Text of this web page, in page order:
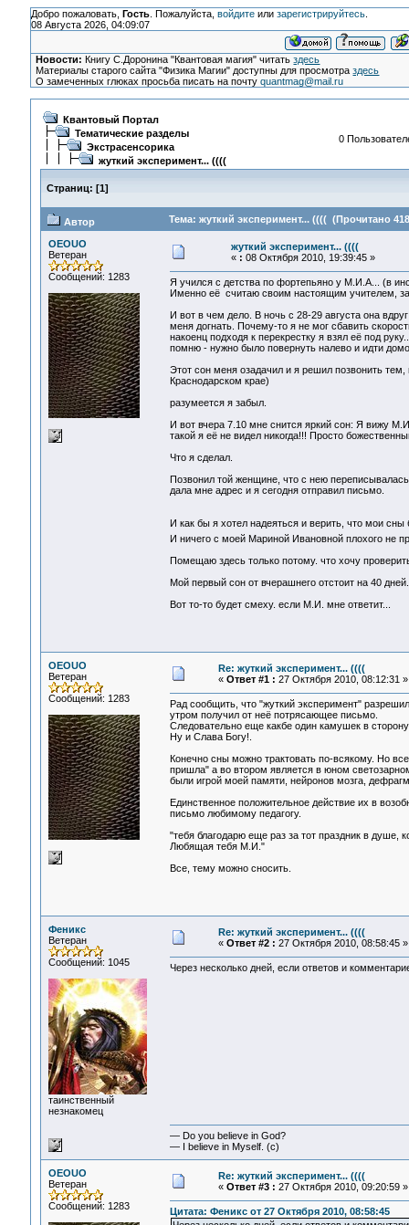
Добро пожаловать, Гость. Пожалуйста, войдитеили зарегистрируйтесь.
08 Августа 2026, 04:09:07
Новости: Книгу С.Доронина "Квантовая магия" читатьздесь
Материалы старого сайта "Физика Магии" доступны для просмотраздесь
О замеченных глюках просьба писать на почтуquantmag@mail.ru
Квантовый Портал
Тематические разделы
Экстрасенсорика
жуткий эксперимент... ((((
0
Страниц: [1]
Автор Тема: жуткий эксперимент... (((( (Прочитано
OEOUO
Ветеран
Сообщений: 1283
жуткий эксперимент... ((((
« : 08 Октября 2010, 19:39:45 »
Я учился с детства по фортепьяно у М.И.А... (в
Именно её считаю своим настоящим учителем,
И вот в чем дело. В ночь с 28-29 августа она
меня догнать. Почему-то я не мог сбавить
накоенц подходя к перекрестку я взял её под
помню - нужно было повернуть налево и идти
Этот сон меня озадачил и я решил позвонить
Краснодарском крае)
разумеется я забыл.
И вот вчера 7.10 мне снится яркий сон: Я вижу
такой я её не видел никогда!!! Просто
Что я сделал.
Позвонил той женщине, что с нею
дала мне адрес и я сегодня отправил письмо.
И как бы я хотел надеяться и верить, что мои
И ничего с моей Мариной Ивановной плохого не
Помещаю здесь только потому. что хочу
Мой первый сон от вчерашнего отстоит на 40
Вот то-то будет смеху. если М.И. мне ответит...
OEOUO
Ветеран
Сообщений: 1283
Re: жуткий эксперимент... ((((
« Ответ #1 : 27 Октября 2010, 08:12:31 »
Рад сообщить, что "жуткий эксперимент"
утром получил от неё потрясающее письмо.
Следовательно еще какбе один камушек в
Ну и Слава Богу!.
Конечно сны можно трактовать по-всякому. Но
пришла" а во втором является в юном
были игрой моей памяти, нейронов мозга,
Единственное положительное действие их в
письмо любимому педагогу.
"тебя благодарю еще раз за тот праздник в душе,
Любящая тебя М.И."
Все, тему можно сносить.
Феникс
Ветеран
Сообщений: 1045
таинственный
незнакомец
Re: жуткий эксперимент... ((((
« Ответ #2 : 27 Октября 2010, 08:58:45 »
Через несколько дней, если ответов и
— Do you believe in God?
— I believe in Myself. (c)
OEOUO
Ветеран
Сообщений: 1283
Re: жуткий эксперимент... ((((
« Ответ #3 : 27 Октября 2010, 09:20:59 »
Цитата: Феникс от 27 Октября 2010, 08:58:45